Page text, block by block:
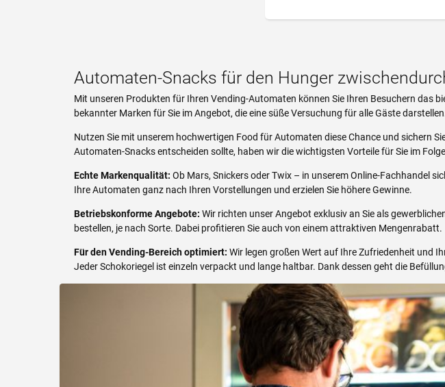
Automaten-Snacks für den Hunger
Mit unseren Produkten für Ihren Vending-Automaten können Sie Ihren Besuchern das
bekannter Marken für Sie im Angebot, die eine süße Versuchung für alle Gäste
Nutzen Sie mit unserem hochwertigen Food für Automaten diese Chance und sichern
Automaten-Snacks entscheiden sollte, haben wir die wichtigsten Vorteile für Sie im
Echte Markenqualität: Ob Mars, Snickers oder Twix – in unserem Online-Fachhandel
Ihre Automaten ganz nach Ihren Vorstellungen und erzielen Sie höhere Gewinne.
Betriebskonforme Angebote: Wir richten unser Angebot exklusiv an Sie als
bestellen, je nach Sorte. Dabei profitieren Sie auch von einem attraktiven Mengenrabatt.
Für den Vending-Bereich optimiert: Wir legen großen Wert auf Ihre Zufriedenheit und
Jeder Schokoriegel ist einzeln verpackt und lange haltbar. Dank dessen geht die